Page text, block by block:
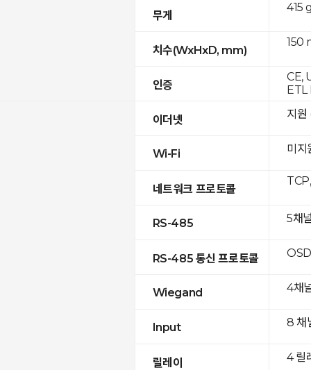
무게
치수(WxHxD, mm)
인증
이더넷
Wi-Fi
네트워크 프로토콜
RS-485
RS-485 통신 프로토콜
Wiegand
Input
릴레이
415
150
CE,
지
미지
5채
4채
8 채
4 릴